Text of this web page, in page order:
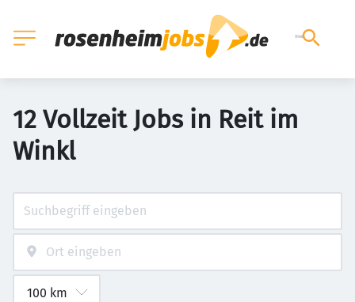
12 Vollzeit Jobs in Reit im
Winkl